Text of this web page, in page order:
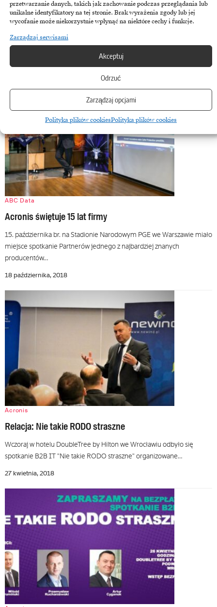
przetwarzanie danych, takich jak zachowanie podczas przeglądania lub
unikalne identyfikatory na tej stronie. Brak wyrażenia zgody lub jej
wycofanie może niekorzystnie wpłynąć na niektóre cechy i funkcje.
Zarządzaj serwisami
Akceptuj
Odrzuć
Zarządzaj opcjami
Polityka plików cookiesPolityka plików cookies
Robert Kubica o technologii w Formule 1
Naspotkaniu partnerów Acronis, będącym jednocześnie 15leciem
firmy, gościem specjalnym był Robert Kubica, z którym rozmawiałem
o wpływie technologii…
22 października, 2018
ABC Data
Acronis świętuje 15 lat firmy
15. października br. na Stadionie Narodowym PGE we Warszawie miało
miejsce spotkanie Partnerów jednego z najbardziej znanych
producentów…
18 października, 2018
Acronis
Relacja: Nie takie RODO straszne
Wczoraj w hotelu DoubleTree by Hilton we Wrocławiu odbyło się
spotkanie B2B IT "Nie takie RODO straszne" organizowane…
27 kwietnia, 2018